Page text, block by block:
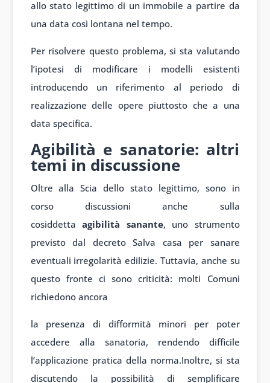
allo stato legittimo di un immobile a partire da
una data così lontana nel tempo.
Per risolvere questo problema, si sta valutando
l’ipotesi di modificare i modelli esistenti
introducendo un riferimento al periodo di
realizzazione delle opere piuttosto che a una
data specifica.
Agibilità e sanatorie: altri
temi in discussione
Oltre alla Scia dello stato legittimo, sono in
corso discussioni anche sulla
cosiddetta agibilità sanante, uno strumento
previsto dal decreto Salva casa per sanare
eventuali irregolarità edilizie. Tuttavia, anche su
questo fronte ci sono criticità: molti Comuni
richiedono ancora
la presenza di difformità minori per poter
accedere alla sanatoria, rendendo difficile
l’applicazione pratica della norma.Inoltre, si sta
discutendo la possibilità di semplificare